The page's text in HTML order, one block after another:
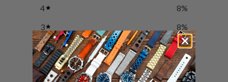
4
8%
3
8%
2
0%
1
0%